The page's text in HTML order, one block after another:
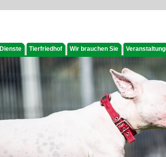
Dienste Tierfriedhof Wir brauchen Sie